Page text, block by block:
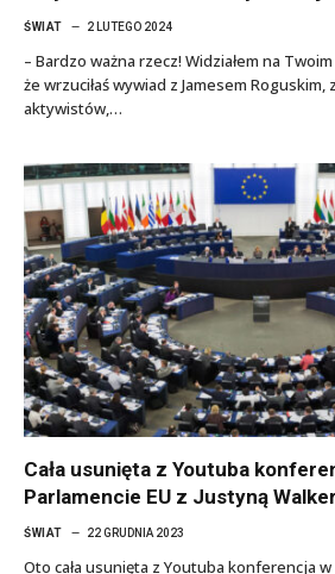
ŚWIAT 2 LUTEGO 2024
– Bardzo ważna rzecz! Widziałem na
że wrzuciłaś wywiad z Jamesem
aktywistów,…
Cała usunięta z Youtuba
Parlamencie EU z Justyną
ŚWIAT 22 GRUDNIA 2023
Oto cała usunięta z Youtuba konferencja w